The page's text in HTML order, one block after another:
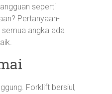
seperti
Pertanyaan-
angka ada
Forklift bersiul,